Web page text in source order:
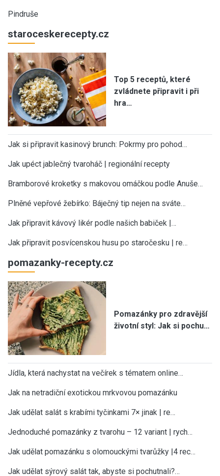
Pindruše
staroceskerecepty.cz
Top 5 receptů, které
zvládnete připravit i při
hra…
Jak si připravit kasinový brunch: Pokrmy pro pohod…
Jak upéct jablečný tvaroháč | regionální recepty
Bramborové kroketky s makovou omáčkou podle Anuše…
Plněné vepřové žebírko: Báječný tip nejen na sváte…
Jak připravit kávový likér podle našich babiček |…
Jak připravit posvícenskou husu po staročesku | re…
pomazanky-recepty.cz
Pomazánky pro zdravější
životní styl: Jak si pochu…
Jídla, která nachystat na večírek s tématem online…
Jak na netradiční exotickou mrkvovou pomazánku
Jak udělat salát s krabími tyčinkami 7× jinak | re…
Jednoduché pomazánky z tvarohu – 12 variant | rych…
Jak udělat pomazánku s olomouckými tvarůžky |4 rec…
Jak udělat sýrový salát tak, abyste si pochutnali?…